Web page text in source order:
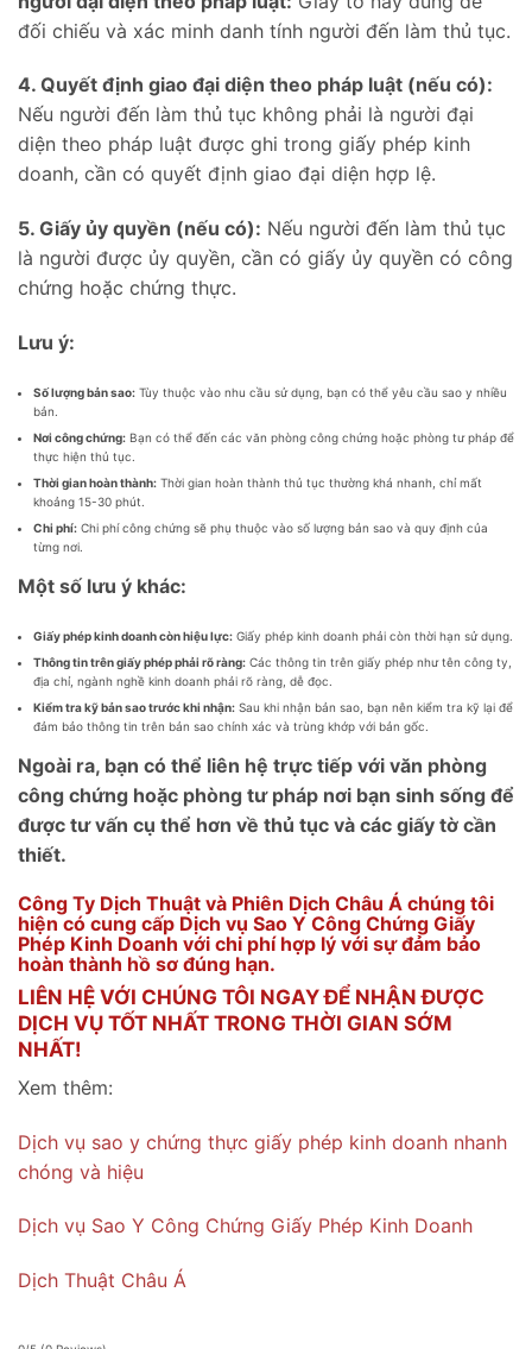
đối chiếu và xác minh danh tính người đến làm thủ tục.
4. Quyết định giao đại diện theo pháp luật (nếu có):
Nếu người đến làm thủ tục không phải là người đại
diện theo pháp luật được ghi trong giấy phép kinh
doanh, cần có quyết định giao đại diện hợp lệ.
5. Giấy ủy quyền (nếu có): Nếu người đến làm thủ tục
là người được ủy quyền, cần có giấy ủy quyền có công
chứng hoặc chứng thực.
Lưu ý:
Số lượng bản sao: Tùy thuộc vào nhu cầu sử dụng, bạn có thể yêu cầu sao y nhiều
bản.
Nơi công chứng: Bạn có thể đến các văn phòng công chứng hoặc phòng tư pháp để
thực hiện thủ tục.
Thời gian hoàn thành: Thời gian hoàn thành thủ tục thường khá nhanh, chỉ mất
khoảng 15-30 phút.
Chi phí: Chi phí công chứng sẽ phụ thuộc vào số lượng bản sao và quy định của
từng nơi.
Một số lưu ý khác:
Giấy phép kinh doanh còn hiệu lực: Giấy phép kinh doanh phải còn thời hạn sử dụng.
Thông tin trên giấy phép phải rõ ràng: Các thông tin trên giấy phép như tên công ty,
địa chỉ, ngành nghề kinh doanh phải rõ ràng, dễ đọc.
Kiểm tra kỹ bản sao trước khi nhận: Sau khi nhận bản sao, bạn nên kiểm tra kỹ lại để
đảm bảo thông tin trên bản sao chính xác và trùng khớp với bản gốc.
Ngoài ra, bạn có thể liên hệ trực tiếp với văn phòng
công chứng hoặc phòng tư pháp nơi bạn sinh sống để
được tư vấn cụ thể hơn về thủ tục và các giấy tờ cần
thiết.
Công Ty Dịch Thuật và Phiên Dịch Châu Á chúng tôi
hiện có cung cấp Dịch vụ Sao Y Công Chứng Giấy
Phép Kinh Doanh với chi phí hợp lý với sự đảm bảo
hoàn thành hồ sơ đúng hạn.
LIÊN HỆ VỚI CHÚNG TÔI NGAY ĐỂ NHẬN ĐƯỢC
DỊCH VỤ TỐT NHẤT TRONG THỜI GIAN SỚM
NHẤT!
Xem thêm:
Dịch vụ sao y chứng thực giấy phép kinh doanh nhanh
chóng và hiệu
Dịch vụ Sao Y Công Chứng Giấy Phép Kinh Doanh
Dịch Thuật Châu Á